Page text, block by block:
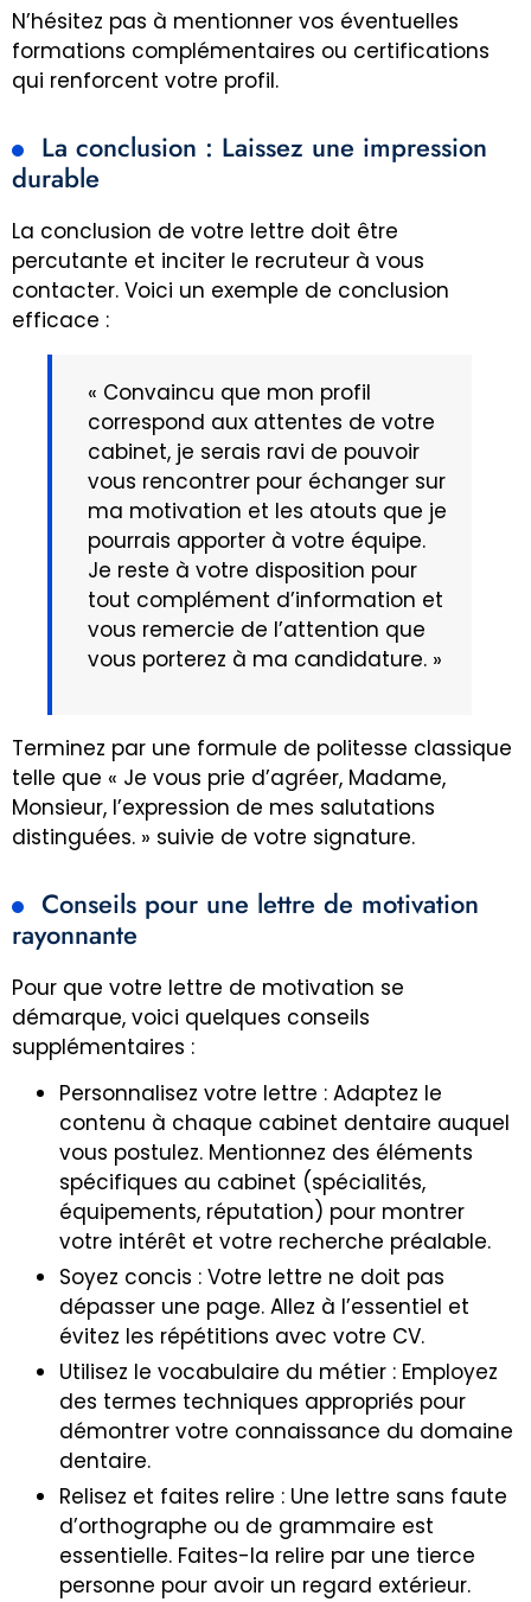
N’hésitez pas à mentionner vos éventuelles
formations complémentaires ou certifications
qui renforcent votre profil.
La conclusion : Laissez une impression
durable
La conclusion de votre lettre doit être
percutante et inciter le recruteur à vous
contacter. Voici un exemple de conclusion
efficace :
« Convaincu que mon profil
correspond aux attentes de votre
cabinet, je serais ravi de pouvoir
vous rencontrer pour échanger sur
ma motivation et les atouts que je
pourrais apporter à votre équipe.
Je reste à votre disposition pour
tout complément d’information et
vous remercie de l’attention que
vous porterez à ma candidature. »
Terminez par une formule de politesse classique
telle que « Je vous prie d’agréer, Madame,
Monsieur, l’expression de mes salutations
distinguées. » suivie de votre signature.
Conseils pour une lettre de motivation
rayonnante
Pour que votre lettre de motivation se
démarque, voici quelques conseils
supplémentaires :
Personnalisez votre lettre : Adaptez le
contenu à chaque cabinet dentaire auquel
vous postulez. Mentionnez des éléments
spécifiques au cabinet (spécialités,
équipements, réputation) pour montrer
votre intérêt et votre recherche préalable.
Soyez concis : Votre lettre ne doit pas
dépasser une page. Allez à l’essentiel et
évitez les répétitions avec votre CV.
Utilisez le vocabulaire du métier : Employez
des termes techniques appropriés pour
démontrer votre connaissance du domaine
dentaire.
Relisez et faites relire : Une lettre sans faute
d’orthographe ou de grammaire est
essentielle. Faites-la relire par une tierce
personne pour avoir un regard extérieur.